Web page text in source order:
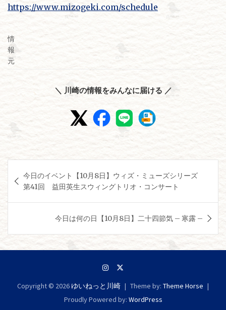
https://www.mizogeki.com/schedule
情
報
元
＼ 川崎の情報をみんなに届ける ／
投
稿
ナ
ゲ
ー
ョ
今日のイベント【10月8日】ウィズ・ミューズシリーズ
第41回 益田英生スウィングトリオ・コンサート
今日は何の日【10月8日】二十四節気 – 寒露 –
Copyright © 2026 ゆいねっと川崎 Theme by: Theme Horse
Proudly Powered by: WordPress